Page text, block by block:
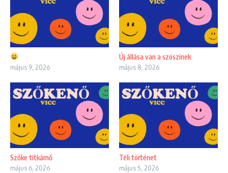
május 9, 2026
Új állása van a szöszinek
május 8, 2026
Szőke titkárnő
május 6, 2026
Téli történet
május 5, 2026